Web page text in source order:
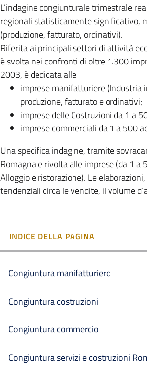
L’indagine congiunturale trimestrale
regionali statisticamente significativo,
(produzione, fatturato, ordinativi).
Riferita ai principali settori di attività
è svolta nei confronti di oltre 1.300
2003, è dedicata alle
imprese manifatturiere (Industria
produzione, fatturato e ordinativi;
imprese delle Costruzioni da 1 a
imprese commerciali da 1 a 500
Una specifica indagine, tramite
Romagna e rivolta alle imprese (da 1 a
Alloggio e ristorazione). Le
tendenziali circa le vendite, il volume
INDICE DELLA PAGINA
Congiuntura manifatturiero
Congiuntura costruzioni
Congiuntura commercio
Congiuntura servizi e costruzioni